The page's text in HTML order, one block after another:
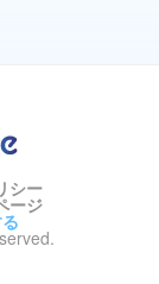
シー
ージ